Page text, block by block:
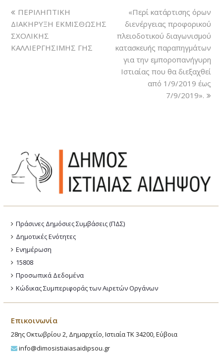
ΠΕΡΙΛΗΠΤΙΚΗ
ΔΙΑΚΗΡΥΞΗ ΕΚΜΙΣΘΩΣΗΣ
ΣΧΟΛΙΚΗΣ
ΚΑΛΛΙΕΡΓΗΣΙΜΗΣ ΓΗΣ
«Περί κατάρτισης όρων
διενέργειας προφορικού
πλειοδοτικού διαγωνισμού
κατασκευής παραπηγμάτων
για την εμποροπανήγυρη
Ιστιαίας που θα διεξαχθεί
από 1/9/2019 έως
7/9/2019».
Πράσινες Δημόσιες Συμβάσεις (ΠΔΣ)
Δημοτικές Ενότητες
Ενημέρωση
15808
Προσωπικά Δεδομένα
Κώδικας Συμπεριφοράς των Αιρετών Οργάνων
Επικοινωνία
28ης Οκτωβρίου 2, Δημαρχείο, Ιστιαία ΤΚ 34200, Εύβοια
info@dimosistiaiasaidipsou.gr